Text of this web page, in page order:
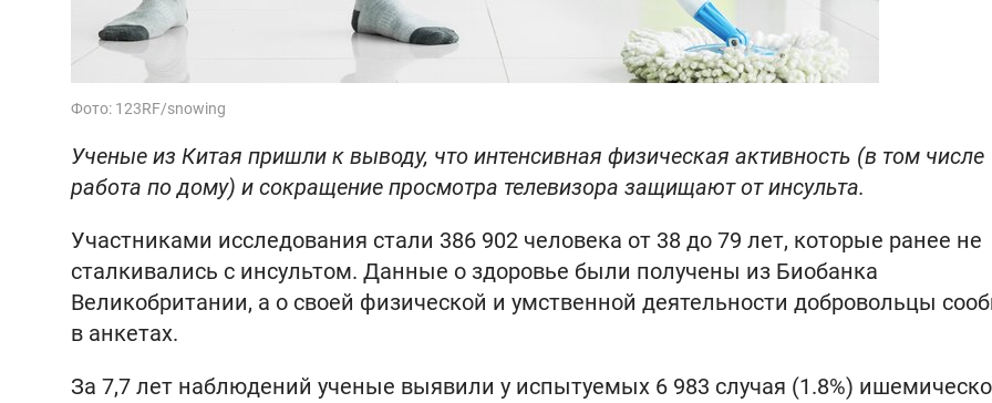
Фото: 123RF/snowing
Ученые из Китая пришли к выводу, что интенсивная физическая активность (в том числе
работа по дому) и сокращение просмотра телевизора защищают от инсульта.
Участниками исследования стали 386 902 человека от 38 до 79 лет, которые ранее не
сталкивались с инсультом. Данные о здоровье были получены из Биобанка
Великобритании, а о своей физической и умственной деятельности добровольцы
в анкетах.
За 7,7 лет наблюдений ученые выявили у испытуемых 6 983 случая (1.8%)